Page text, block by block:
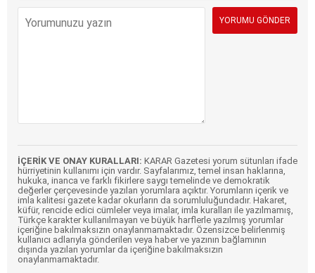
İÇERİK VE ONAY KURALLARI: KARAR Gazetesi yorum sütunları ifade
hürriyetinin kullanımı için vardır. Sayfalarımız, temel insan haklarına,
hukuka, inanca ve farklı fikirlere saygı temelinde ve demokratik
değerler çerçevesinde yazılan yorumlara açıktır. Yorumların içerik ve
imla kalitesi gazete kadar okurların da sorumluluğundadır. Hakaret,
küfür, rencide edici cümleler veya imalar, imla kuralları ile yazılmamış,
Türkçe karakter kullanılmayan ve büyük harflerle yazılmış yorumlar
içeriğine bakılmaksızın onaylanmamaktadır. Özensizce belirlenmiş
kullanıcı adlarıyla gönderilen veya haber ve yazının bağlamının
dışında yazılan yorumlar da içeriğine bakılmaksızın
onaylanmamaktadır.